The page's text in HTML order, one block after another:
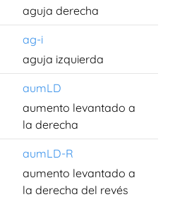
aguja derecha
ag-i
aguja izquierda
aumLD
aumento levantado a
la derecha
aumLD-R
aumento levantado a
la derecha del revés